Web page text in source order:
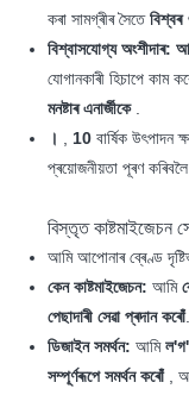
কৰা সামগ্ৰীৰ সৈতে
বিশ্বাসযোগ্য অংশীদাৰ:
যোগানকাৰী হিচাপে কাম
মনষ্টাৰ এনাৰ্জীকে
।
10 বাৰ্ষিক উৎপাদন
প্ৰয়োজনীয়তা পূৰণ কৰিবলৈ
বিস্তৃত কাষ্টমাইজেচন
আমি আপোনাৰ ব্ৰেণ্ড
কেন কাষ্টমাইজেচন: আমি
পেছাদাৰী সেৱা প্ৰদান কৰোঁ.
ডিজাইন সমৰ্থন: আমিল'গ'
সম্পূৰ্ণৰূপে সমৰ্থন কৰোঁ
,